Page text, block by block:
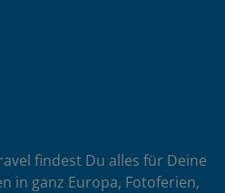
findest Du alles für Deine
in ganz Europa, Fotoferien,